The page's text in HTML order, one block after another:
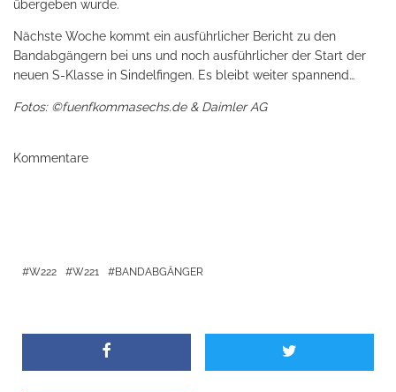
übergeben wurde.
Nächste Woche kommt ein ausführlicher Bericht zu den
Bandabgängern bei uns und noch ausführlicher der Start der
neuen S-Klasse in Sindelfingen. Es bleibt weiter spannend…
Fotos: ©fuenfkommasechs.de & Daimler AG
Kommentare
W222 W221 BANDABGÄNGER